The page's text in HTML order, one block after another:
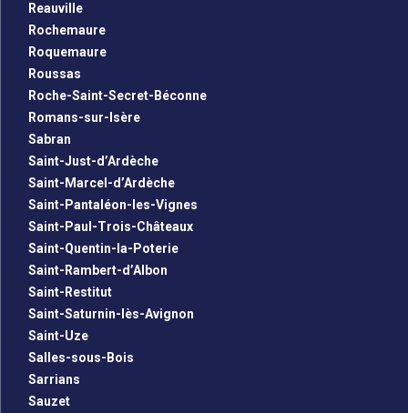
Reauville
Rochemaure
Roquemaure
Roussas
Roche-Saint-Secret-Béconne
Romans-sur-Isère
Sabran
Saint-Just-d’Ardèche
Saint-Marcel-d’Ardèche
Saint-Pantaléon-les-Vignes
Saint-Paul-Trois-Châteaux
Saint-Quentin-la-Poterie
Saint-Rambert-d’Albon
Saint-Restitut
Saint-Saturnin-lès-Avignon
Saint-Uze
Salles-sous-Bois
Sarrians
Sauzet